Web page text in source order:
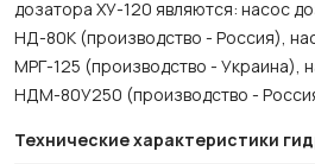
дозатора ХУ-120 являются: насос
НД-80К (производство - Россия),
МРГ-125 (производство - Украина),
НДМ-80У250 (производство -
Технические характеристики